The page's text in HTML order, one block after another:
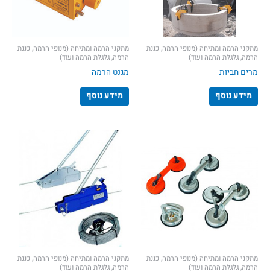
מתקני הרמה ומתיחה (מנופי הרמה, כננת
הרמה, גלגלת הרמה ועוד)
מרים חביות
מידע נוסף
מתקני הרמה ומתיחה (מנופי הרמה, כננת
הרמה, גלגלת הרמה ועוד)
מגנט הרמה
מידע נוסף
מתקני הרמה ומתיחה (מנופי הרמה, כננת
הרמה, גלגלת הרמה ועוד)
מתקני הרמה ומתיחה (מנופי הרמה, כננת
הרמה, גלגלת הרמה ועוד)